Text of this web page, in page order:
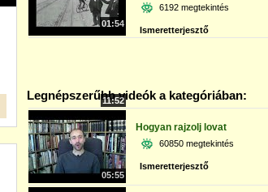
01:54
11:52
6192 megtekintés
Ismeretterjesztő
Legnépszerűbb videók a kategóriában:
05:55
Hogyan rajzolj lovat
60850 megtekintés
Ismeretterjesztő